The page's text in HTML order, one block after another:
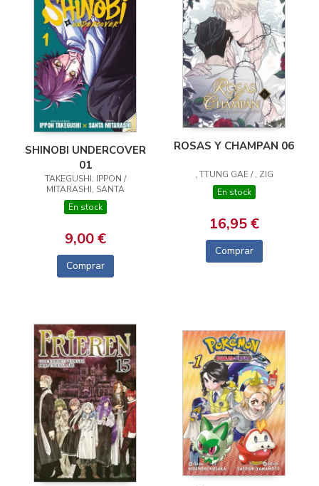
SHINOBI UNDERCOVER
01
TAKEGUSHI, IPPON /
MITARASHI, SANTA
En stock
9,00 €
Comprar
ROSAS Y CHAMPAN 06
, TTUNG GAE / , ZIG
En stock
16,95 €
Comprar